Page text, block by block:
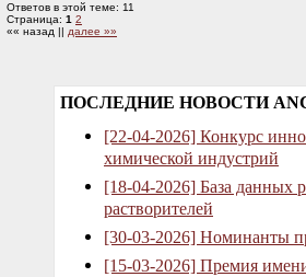
Ответов в этой теме: 11
Страница: 1 2
«« назад || далее »»
ПОСЛЕДНИЕ НОВОСТИ
[22-04-2026] Конкурс
химической индустрий
[18-04-2026] База данных
растворителей
[30-03-2026] Номинанты
[15-03-2026] Премия